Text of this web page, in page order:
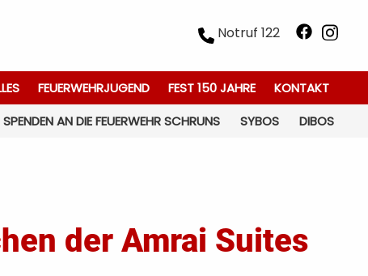
Notruf 122
FEUERWEHRJUGEND FEST 150 JAHRE
KONTAKT
SPENDEN AN DIE FEUERWEHR SCHRUNS SYBOS DIBOS
der Amrai Suites